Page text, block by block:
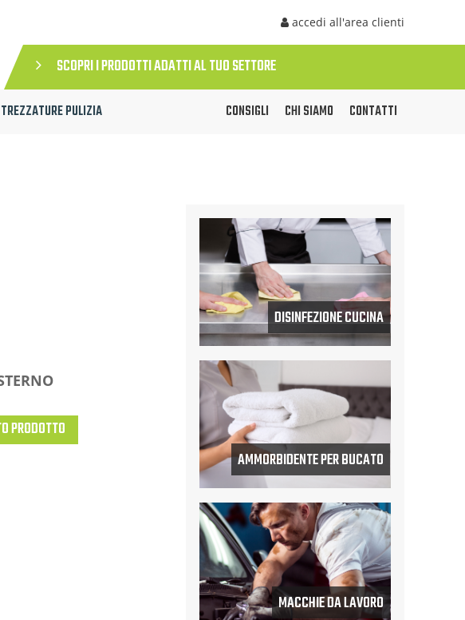
accedi all'area clienti
SCOPRI I PRODOTTI ADATTI AL TUO SETTORE
PULIZIA CONSIGLI CHI SIAMO CONTATTI
PRODOTTO
DISINFEZIONE CUCINA
AMMORBIDENTE PER BUCATO
MACCHIE DA LAVORO